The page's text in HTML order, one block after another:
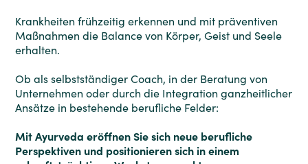
Krankheiten frühzeitig erkennen und mit präventiven
Maßnahmen die Balance von Körper, Geist und Seele
erhalten.
Ob als selbstständiger Coach, in der Beratung von
Unternehmen oder durch die Integration ganzheitlicher
Ansätze in bestehende berufliche Felder:
Mit Ayurveda eröffnen Sie sich neue berufliche
Perspektiven und positionieren sich in einem